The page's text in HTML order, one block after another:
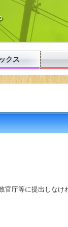
クス
庁等に提出しなけ